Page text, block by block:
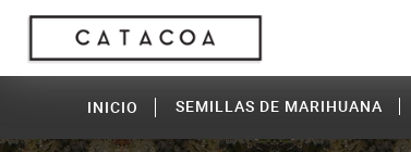
INICIO SEMILLAS DE MARIHUANA